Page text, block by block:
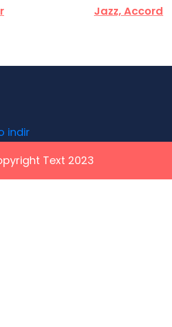
Jazz, Accord
Text 2023